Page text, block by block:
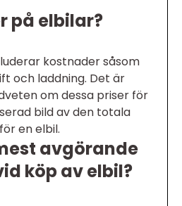
på elbilar?
kostnader såsom
och laddning. Det är
om dessa priser för
bild av den totala
en elbil.
avgörande
köp av elbil?